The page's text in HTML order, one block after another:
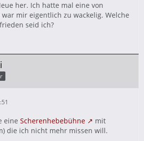
her. Ich hatte mal eine von
mir eigentlich zu wackelig. Welche
seid ich?
eine Scherenhebebühne
mit
die ich nicht mehr missen will.